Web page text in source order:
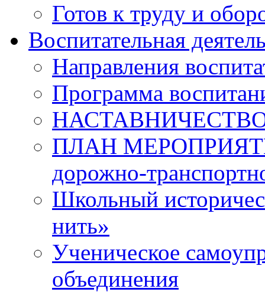
Готов к труду и
Воспитательная
Направления
Программа
ПЛАН МЕРОПРИЯТИЙ
дорожно-
Школьный
нить»
Ученическое
объединения